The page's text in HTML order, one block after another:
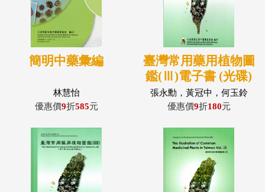
簡明中藥彙編
林慧怡
優惠價9折585元
臺灣常用藥用植物圖
鑑(Ⅲ)電子書 (光碟)
張永勳，黃冠中，何玉鈴
優惠價9折180元